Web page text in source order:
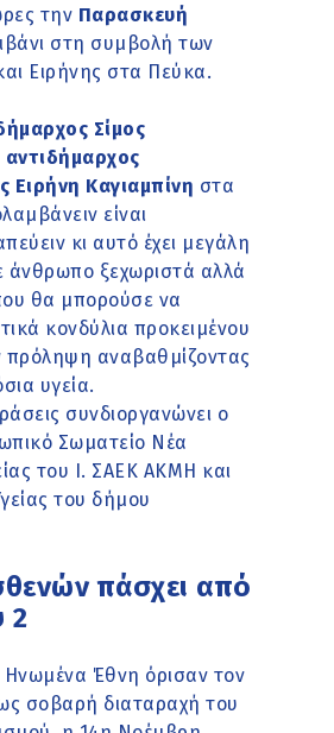
την Παρασκευή
στη συμβολή των
Ειρήνης στα Πεύκα.
Σίμος
αντιδήμαρχος
Ειρήνη Καγιαμπίνη στα
είναι
κι αυτό έχει μεγάλη
άνθρωπο ξεχωριστά αλλά
θα μπορούσε να
κονδύλια προκειμένου
πρόληψη αναβαθμίζοντας
υγεία.
συνδιοργανώνει ο
Σωματείο Νέα
του Ι. ΣΑΕΚ ΑΚΜΗ και
του δήμου
πάσχει από
2
Έθνη όρισαν τον
σοβαρή διαταραχή του